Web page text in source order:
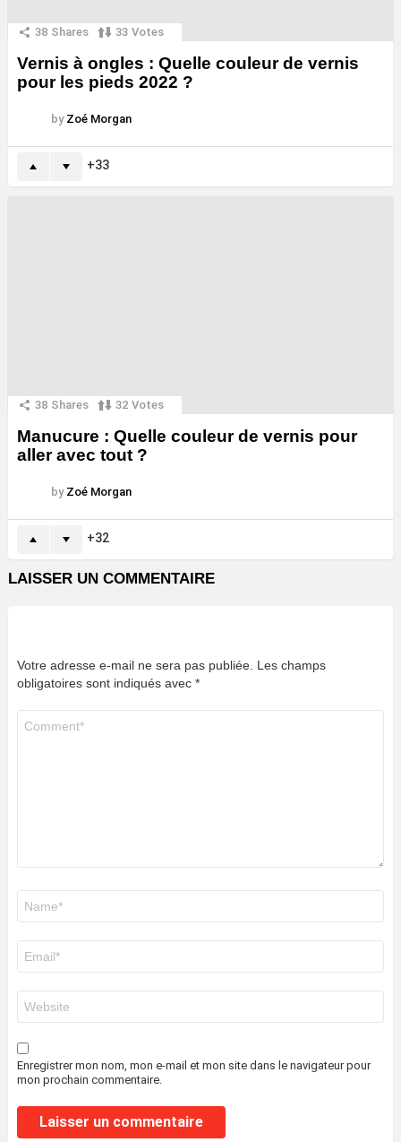
38 Shares 33 Votes
Vernis à ongles : Quelle couleur de vernis
pour les pieds 2022 ?
by Zoé Morgan
33
38 Shares 32 Votes
Manucure : Quelle couleur de vernis pour
aller avec tout ?
by Zoé Morgan
32
LAISSER UN COMMENTAIRE
Votre adresse e-mail ne sera pas publiée. Les champs
obligatoires sont indiqués avec *
mail
*
web
Enregistrer mon nom, mon e-mail et mon site dans le navigateur pour
mon prochain commentaire.